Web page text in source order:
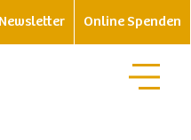
Newsletter Online Spenden